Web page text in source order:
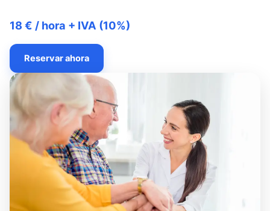
18 € / hora + IVA (10%)
Reservar ahora